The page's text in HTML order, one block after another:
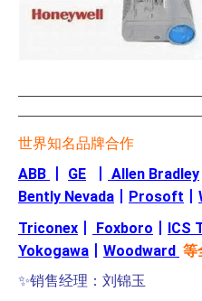
世界知名品牌合作
ABB GE Allen Bradley
Bently Nevada
Prosoft
Triconex
Foxboro ICS
Yokogawa
Woodward 等
✨销售经理：刘锦玉